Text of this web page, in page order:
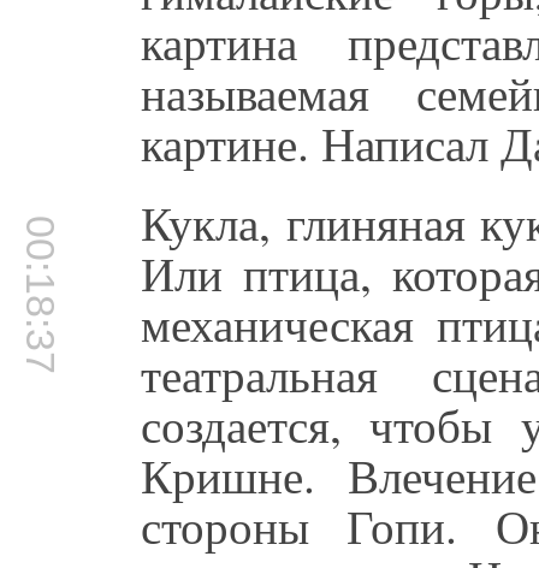
картина
называемая
картине. Написал
00:18:37 Кукла, глиняная
Или птица,
механическая
театральная
создается, чтобы
Кришне.
стороны Гопи.